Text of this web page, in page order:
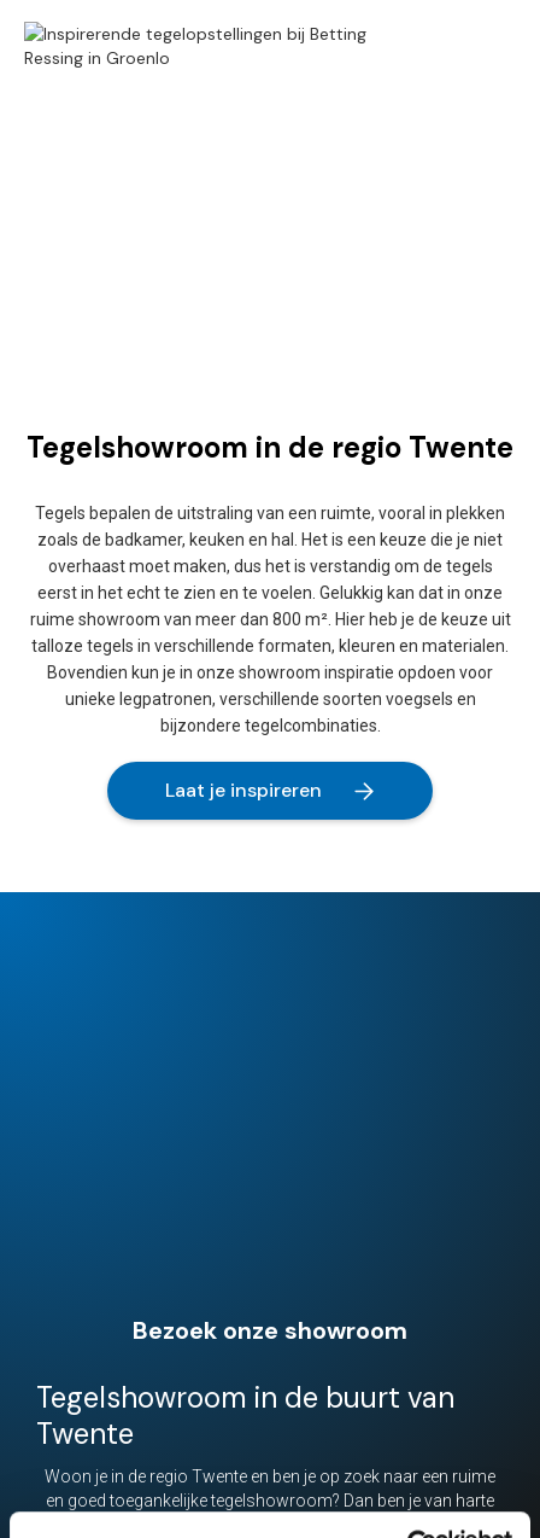
Tegelshowroom in de regio Twente
Tegels bepalen de uitstraling van een ruimte, vooral in plekken
zoals de badkamer, keuken en hal. Het is een keuze die je niet
overhaast moet maken, dus het is verstandig om de tegels
eerst in het echt te zien en te voelen. Gelukkig kan dat in onze
ruime showroom van meer dan 800 m². Hier heb je de keuze uit
talloze tegels in verschillende formaten, kleuren en materialen.
Bovendien kun je in onze showroom inspiratie opdoen voor
unieke legpatronen, verschillende soorten voegsels en
bijzondere tegelcombinaties.
Laat je inspireren
Bezoek onze showroom
Tegelshowroom in de buurt van
Twente
Woon je in de regio Twente en ben je op zoek naar een ruime
en goed toegankelijke tegelshowroom? Dan ben je van harte
welkom bij BettingRessing aan de N18, tussen Groenlo en